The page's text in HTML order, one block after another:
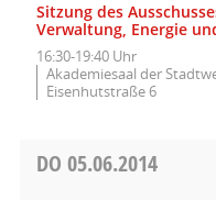
Sitzung des
Verwaltung, Energie
16:30-19:40 Uhr
Akademiesaal der
Eisenhutstraße 6
DO 05.06.2014